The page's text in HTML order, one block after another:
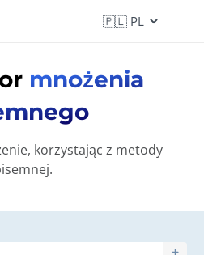
mnożenia
korzystając z metody